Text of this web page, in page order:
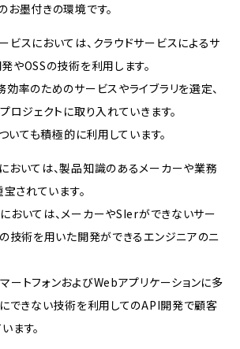
墨付きの環境です。
ビスにおいては、クラウドサービスによるサ
やOSSの技術を利用します。
効率のためのサービスやライブラリを選定、
ロジェクトに取り入れていきます。
いても積極的に利用しています。
おいては、製品知識のあるメーカーや業務
されています。
おいては、メーカーやSIerができないサー
技術を用いた開発ができるエンジニアのニ
ートフォンおよびWebアプリケーションに多
にできない技術を利用してのAPI開発で顧客
ます。